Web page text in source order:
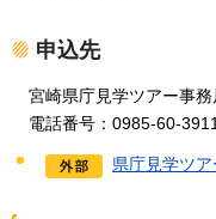
申込先
宮崎県庁見学ツアー事務
電話番号：0985-60-3911
県庁見学ツア